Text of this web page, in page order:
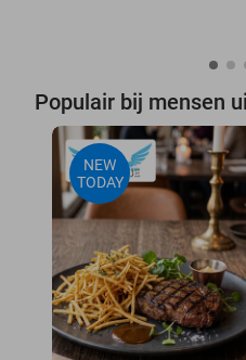
Populair bij mensen
NEW
TODAY